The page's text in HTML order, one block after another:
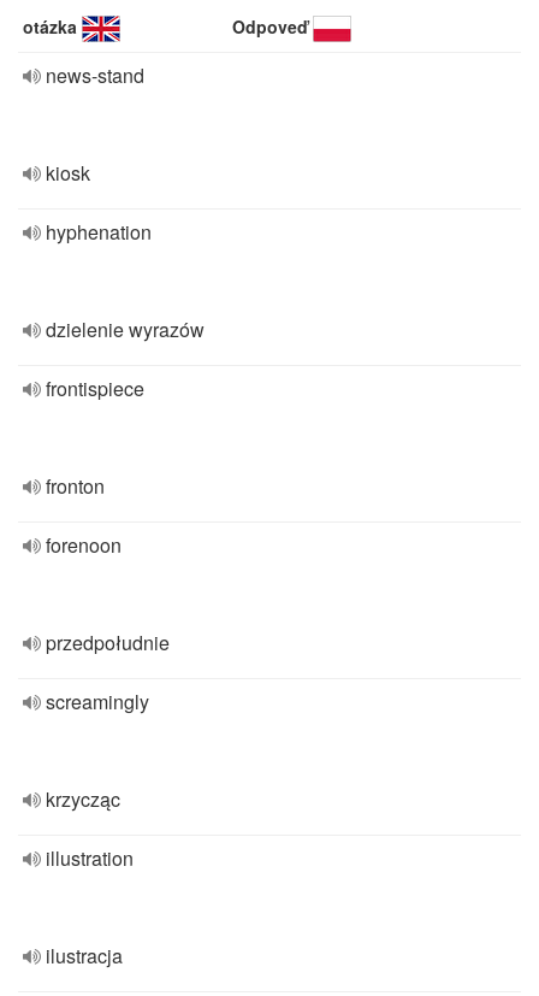
otázka Odpoveď
news-stand
kiosk
hyphenation
dzielenie wyrazów
frontispiece
fronton
forenoon
przedpołudnie
screamingly
krzycząc
illustration
ilustracja